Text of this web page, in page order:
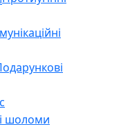
шоломи